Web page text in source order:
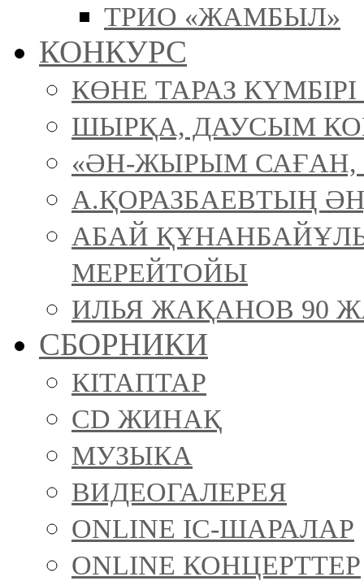
ТРИО «ЖАМБЫЛ»
КОНКУРС
КӨНЕ ТАРАЗ
ШЫРҚА, ДАУСЫМ
«ӘН-ЖЫРЫМ САҒАН,
А.ҚОРАЗБАЕВТЫҢ
АБАЙ
МЕРЕЙТОЙЫ
ИЛЬЯ ЖАҚАНОВ 90
СБОРНИКИ
КІТАПТАР
CD ЖИНАҚ
МУЗЫКА
ВИДЕОГАЛЕРЕЯ
ONLINE ІС-ШАРАЛАР
ONLINE КОНЦЕРТТЕР